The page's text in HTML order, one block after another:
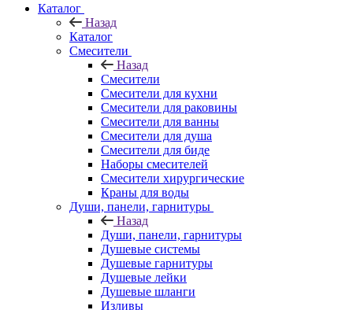
Каталог
Назад
Каталог
Смесители
Назад
Смесители
Смесители для кухни
Смесители для раковины
Смесители для ванны
Смесители для душа
Смесители для биде
Наборы смесителей
Смесители хирургические
Краны для воды
Души, панели, гарнитуры
Назад
Души, панели, гарнитуры
Душевые системы
Душевые гарнитуры
Душевые лейки
Душевые шланги
Изливы